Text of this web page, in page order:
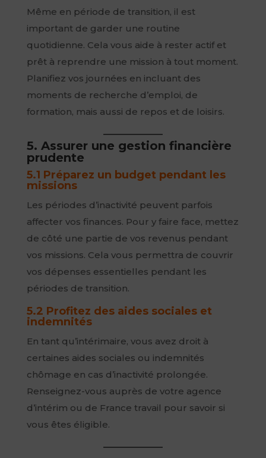
Même en période de transition, il est
important de garder une routine
quotidienne. Cela vous aide à rester actif et
prêt à reprendre une mission à tout moment.
Planifiez vos journées en incluant des
moments de recherche d’emploi, de
formation, mais aussi de repos et de loisirs.
5. Assurer une gestion financière
prudente
5.1 Préparez un budget pendant les
missions
Les périodes d’inactivité peuvent parfois
affecter vos finances. Pour y faire face, mettez
de côté une partie de vos revenus pendant
vos missions. Cela vous permettra de couvrir
vos dépenses essentielles pendant les
périodes de transition.
5.2 Profitez des aides sociales et
indemnités
En tant qu’intérimaire, vous avez droit à
certaines aides sociales ou indemnités
chômage en cas d’inactivité prolongée.
Renseignez-vous auprès de votre agence
d’intérim ou de France travail pour savoir si
vous êtes éligible.